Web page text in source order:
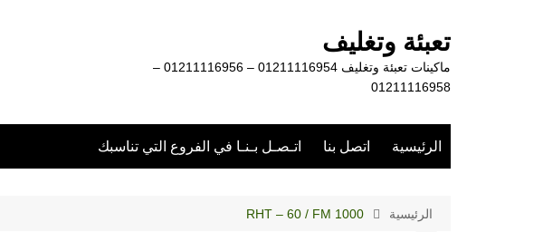
تعبئة وتغليف
ماكينات تعبئة وتغليف 01211116954 – 01211116956 –
01211116958
الرئيسية اتصل بنا اتـصـل بـنـا في الفروع التي تناسبك
الرئيسية RHT – 60 / FM 1000